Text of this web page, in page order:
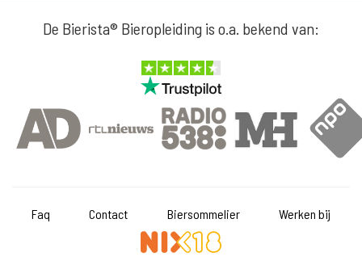
De Bierista® Bieropleiding is o.a. bekend van:
Faq Contact Biersommelier Werken bij